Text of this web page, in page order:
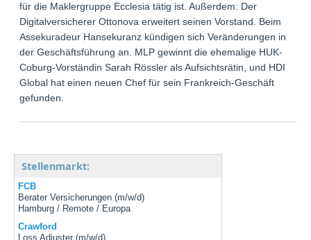
für die Maklergruppe Ecclesia tätig ist. Außerdem: Der
Digitalversicherer Ottonova erweitert seinen Vorstand. Beim
Assekuradeur Hansekuranz kündigen sich Veränderungen in
der Geschäftsführung an. MLP gewinnt die ehemalige HUK-
Coburg-Vorständin Sarah Rössler als Aufsichtsrätin, und HDI
Global hat einen neuen Chef für sein Frankreich-Geschäft
gefunden.
Stellenmarkt:
FCB
Berater Versicherungen (m/w/d)
Hamburg / Remote / Europa
Crawford
Loss Adjuster (m/w/d)